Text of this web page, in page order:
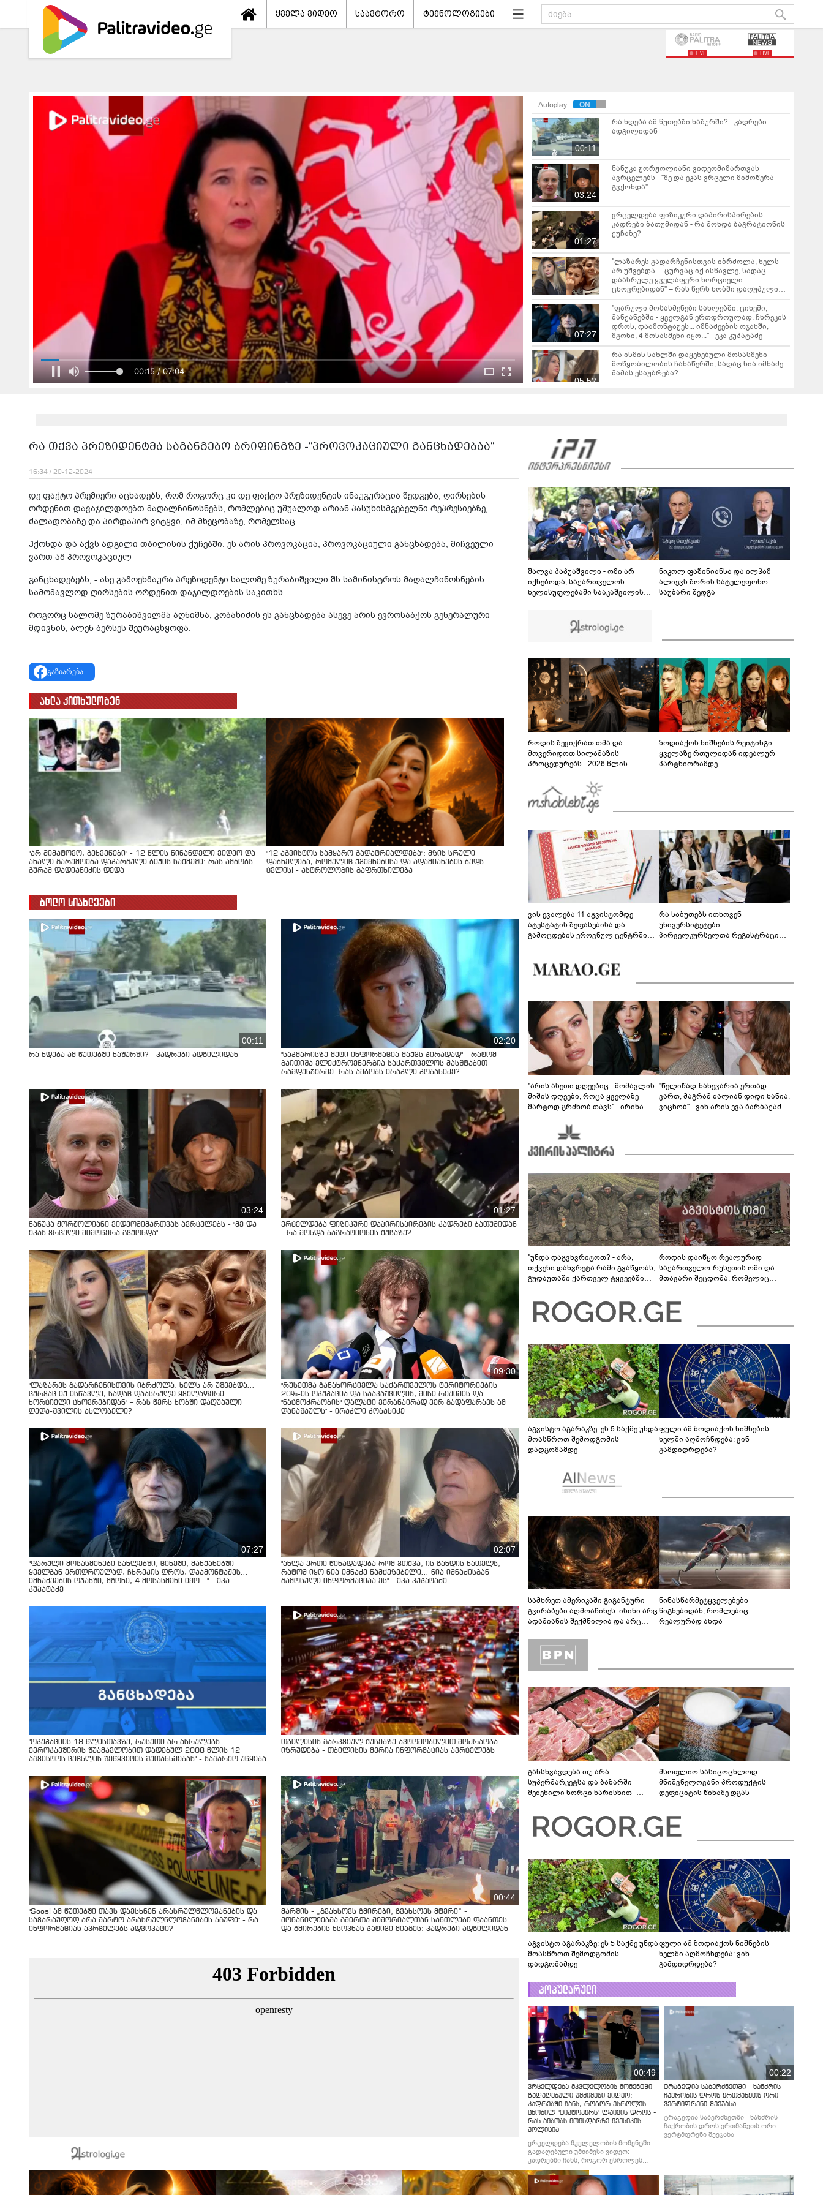
ყველა ვიდეო საავტორო ტექნოლოგიები
LIVE LIVE
00:17 / 07:04
Autoplay
00:11
რა ხდება ამ წუთებში ხაშურში? - კადრები
ადგილიდან
03:24
ნანუკა ჟორჟოლიანი ვიდეომიმართვას
ავრცელებს - "მე და ეკას ვრცელი მიმოწერა
გვქონდა"
01:27
ვრცელდება ფიზიკური დაპირისპირების
კადრები ბათუმიდან - რა მოხდა ბაგრატიონის
ქუჩაზე?
"ლაზარეს გადარჩენისთვის იბრძოლა, ხელს
არ უშვებდა… ცურვაც იქ ისწავლე, სადაც
დაასრულე ყველაფერი ხორციელი
ცხოვრებიდან" – რას წერს ხობში დაღუპული
დედა-შვილის ახლობელი?
07:27
"ფარული მოსასმენები სახლებში, ციხეში,
მანქანებში - ყველგან ერთდროულად, ჩხრეკის
დროს, დაამონტაჟეს... იმნაძეების ოჯახში,
მგონი, 4 მოსასმენი იყო..." - ეკა კუპატაძე
05:52
რა ისმის სახლში დაყენებული მოსასმენი
მოწყობილობის ჩანაწერში, სადაც ნია იმნაძე
მამას ესაუბრება?
ბერუაშვილს აღკვეთის ღონისძიების სახით
01:44
"ამ ვიდეოს ნახვა ჩემთვის იყო სიკვდილი" -
რას ამბობს დაკარგული 17 წლის ბიჭის დედა
ვიდეოკადრებზე, სადაც შვილის განწირული
ვედრების ხმა ამოიცნო
ჟურნალისტ ანა კალანდაძეს, რომელიც მძიმე
სენს ებრძვის, საზოგადოების დახმარება
სჭირდება
რა თქვა პრეზიდენტმა საგანგებო ბრიფინგზე -“პროვოკაციული განცხადებაა“
16:34 / 20-12-2024
დე ფაქტო პრემიერი აცხადებს, რომ როგორც კი დე ფაქტო პრეზიდენტის ინაუგურაცია შედგება, ღირსების
ორდენით დავაჯილდოებთ მაღალჩინოსნებს, რომლებიც უშუალოდ არიან პასუხისმგებელნი რეპრესიებზე,
ძალადობაზე და პირდაპირ ვიტყვი, იმ მხეცობაზე, რომელსაც
ჰქონდა და აქვს ადგილი თბილისის ქუჩებში. ეს არის პროვოკაცია, პროვოკაციული განცხადება, მიჩვეული
ვართ ამ პროვოკაციულ
განცხადებებს, - ასე გამოეხმაურა პრეზიდენტი სალომე ზურაბიშვილი შს სამინისტროს მაღალჩინოსნების
სამომავლოდ ღირსების ორდენით დაჯილდოების საკითხს.
როგორც სალომე ზურაბიშვილმა აღნიშნა, კობახიძის ეს განცხადება ასევე არის ევროსაბჭოს გენერალური
მდივნის, ალენ ბერსეს შეურაცხყოფა.
გაზიარება
ახლა კითხულობენ
"არ მიმატოვო, გეხვეწები" - 12 წლის წინანდელი ვიდეო და
ახალი გარემოება დაკარგული ბიჭის საქმეში: რას ამბობს
გურამ დადიანიძის დედა
"12 აგვისტოს სამყარო გადატრიალდება": მზის სრული
დაბნელება, რომელიც ქვეყნებისა და ადამიანების ბედს
ცვლის! - ასტროლოგის გაფრთხილება
ბოლო სიახლეები
00:11
რა ხდება ამ წუთებში ხაშურში? - კადრები ადგილიდან
02:20
"საკმარისზე მეტი ინფორმაცია მაქვს პირადად" - რატომ
გაითიშა ელექტროენერგია საქართველოს მასშტაბით
რამდენჯერმე: რას ამბობს ირაკლი კობახიძე?
03:24
ნანუკა ჟორჟოლიანი ვიდეომიმართვას ავრცელებს - "მე და
ეკას ვრცელი მიმოწერა გვქონდა"
01:27
ვრცელდება ფიზიკური დაპირისპირების კადრები ბათუმიდან
- რა მოხდა ბაგრატიონის ქუჩაზე?
"ლაზარეს გადარჩენისთვის იბრძოლა, ხელს არ უშვებდა…
ცურვაც იქ ისწავლე, სადაც დაასრულე ყველაფერი
ხორციელი ცხოვრებიდან" – რას წერს ხობში დაღუპული
დედა-შვილის ახლობელი?
09:30
"რუსეთმა განახორციელა საქართველოს ტერიტორიების
20%-ის ოკუპაცია და სააკაშვილის, მისი რეჟიმის და
"ნაცმოძრაობის" ღალატი ვერანაირად ვერ გადაფარავს ამ
დანაშაულს" - ირაკლი კობახიძე
07:27
"ფარული მოსასმენები სახლებში, ციხეში, მანქანებში -
ყველგან ერთდროულად, ჩხრეკის დროს, დაამონტაჟეს...
იმნაძეების ოჯახში, მგონი, 4 მოსასმენი იყო..." - ეკა
კუპატაძე
02:07
"ახლა ერთი წინადადება რომ ვთქვა, ის გახდის ნათელს,
რატომ იყო ნია იმნაძე წამქეზებელი... ნია იმნაძისგან
გამოსული ინფორმაციაა ეს" - ეკა კუპატაძე
"ოკუპაციის 18 წლისთავზე, რუსეთი არ ასრულებს
ევროკავშირის შუამავლობით დადებულ 2008 წლის 12
აგვისტოს ცეცხლის შეწყვეტის შეთანხმებას" - საგარეო უწყება
თბილისის გარკვეულ ქუჩებზე ავტომობილით მოძრაობა
იზრუდება - თბილისის მერია ინფორმაციას ავრცელებს
"Soos! ამ წუთებში თავს დაესხნენ არასრულწლოვანების და
სავარაუდოდ არა მარტო არასრულწლოვანების ჯგუფი" - რა
ინფორმაციას ავრცელებს ადვოკატი?
00:44
მარშის - „გვახსოვს გმირები, გვახსოვს მტერი” -
მონაწილეებმა გმირთა მემორიალთან სანთლები დაანთეს
და გმირების ხსოვნას პატივი მიაგეს: კადრები ადგილიდან
შალვა პაპუაშვილი - ომი არ
იქნებოდა, საქართველოს
ხელისუფლებაში სააკაშვილის
პატრიოტული ძალა რომ
ყოფილიყო, თუ 2008 წლის ომი თუ
ნიკოლ ფაშინიანსა და ილჰამ
ალიევს შორის სატელეფონო
საუბარი შედგა
როდის შევიჭრათ თმა და
მოვერიდოთ სილამაზის
პროცედურებს - 2026 წლის
გზამკვლევი
ზოდიაქოს ნიშნების რეიტინგი:
ყველაზე რთულიდან იდეალურ
პარტნიორამდე
ვის ევალება 11 აგვისტომდე
ატესტატის შეფასებისა და
გამოცდების ეროვნულ ცენტრში
რა საბუთებს ითხოვენ
უნივერსიტეტები
პირველკურსელთა რეგისტრაციის
"არის ასეთი დღეებიც - მომავლის
შიშის დღეები, როცა ყველაზე
მარტოდ გრძნობ თავს" - ირინა
"წელიწად-ნახევარია ერთად
ვართ, მაგრამ ძალიან დიდი ხანია,
ვიცნობ" - ვინ არის ევა ბარბაქაძის
"უნდა დაგვხვრიტოთ? - არა,
თქვენი დახვრეტა რაში გვაწყობს,
გუდაუთაში ქართველ ტყვეებში
როდის დაიწყო რეალურად
საქართველო-რუსეთის ომი და
მთავარი შეცდომა, რომელიც
აგვისტო აგარაკზე: ეს 5 საქმე უნდა
მოასწროთ შემოდგომის
დადგომამდე
ფული ამ ზოდიაქოს ნიშნების
ხელში აღმოჩნდება: ვინ
გამდიდრდება?
სამხრეთ ამერიკაში გიგანტური
გვირაბები აღმოაჩინეს: ისინი არც
ადამიანის შექმნილია და არც
ლაბირინთები?
წინასწარმეტყველებები
წიგნებიდან, რომლებიც
რეალურად ახდა
განსხვავდება თუ არა
სუპერმარკეტსა და ბაზარში
შეძენილი ხორცი ხარისხით -
მსოფლიო სასიცოცხლოდ
მნიშვნელოვანი პროდუქტის
დეფიციტის წინაშე დგას
აგვისტო აგარაკზე: ეს 5 საქმე უნდა
მოასწროთ შემოდგომის
დადგომამდე
ფული ამ ზოდიაქოს ნიშნების
ხელში აღმოჩნდება: ვინ
გამდიდრდება?
პოპულარული
00:49
ვრცელდება მკვლელობის მომენტში
გადაღებული უმძიმესი ვიდეო:
კადრებში ჩანს, როგორ ესროლეს
ცნობილ "ტიკტოკერს" ლაივის დროს -
რას ამბობს მომხდარზე მექსიკის
პოლიცია
ვრცელდება მკვლელობის მომენტში
გადაღებული უმძიმესი ვიდეო:
კადრებში ჩანს, როგორ ესროლეს
ცნობილ "ტიკტოკერს" ლაივის დროს -
რას ამბობს მომხდარზე მექსიკის
პოლიცია
00:22
ტრაგედია საბერძნეთში - ხანძრის
ჩაქრობის დროს ერთმანეთს ორი
ვერტმფრენი შეეჯახა
ტრაგედია საბერძნეთში - ხანძრის
ჩაქრობის დროს ერთმანეთს ორი
ვერტმფრენი შეეჯახა